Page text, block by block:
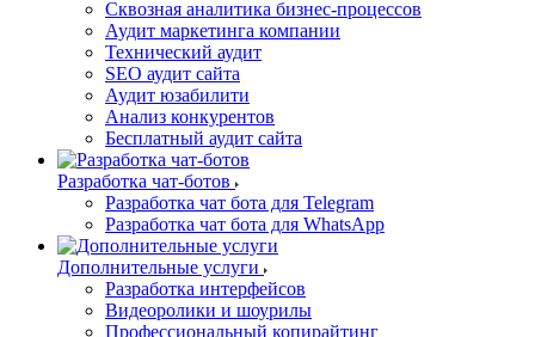
Сквозная аналитика бизнес-процессов
Аудит маркетинга компании
Технический аудит
SEO аудит сайта
Аудит юзабилити
Анализ конкурентов
Бесплатный аудит сайта
Разработка чат-ботов
Разработка чат бота для Telegram
Разработка чат бота для WhatsApp
Дополнительные услуги
Разработка интерфейсов
Видеоролики и шоурилы
Профессиональный копирайтинг